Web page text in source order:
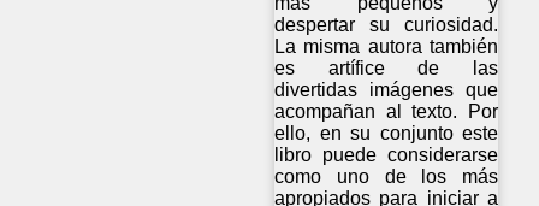
despertar su curiosidad.
La misma autora también
es artífice de las
divertidas imágenes que
acompañan al texto. Por
ello, en su conjunto este
libro puede considerarse
como uno de los más
apropiados para iniciar a